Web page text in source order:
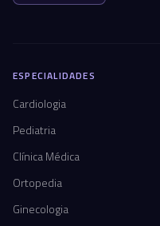
ESPECIALIDADES
Cardiologia
Pediatria
Clínica Médica
Ortopedia
Ginecologia